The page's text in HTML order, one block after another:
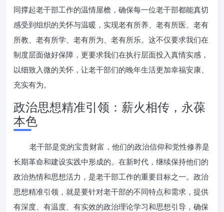
同撑起老干部工作的温情屋檐，确保每一位老干部都能真切
感受到组织的关怀与温暖，实现老有所养、老有所医、老有
所教、老有所学、老有所为、老有所乐。这不仅要求我们在
制度层面做好保障，更要求我们在执行层面投入真情实感，
以细致入微的关怀，让老干部们的晚年生活更加幸福安康、
充实有为。
政治思想精准引领：薪火相传，永葆
本色
老干部是党的宝贵财富，他们的政治信仰和党性修养是
长期革命和建设实践中形成的。在新时代，继续保持他们的
政治热情和思想活力，是老干部工作的重要目标之一。政治
思想精准引领，就是要针对老干部的不同特点和需求，提供
有深度、有温度、有实效的政治理论学习和思想引导，确保